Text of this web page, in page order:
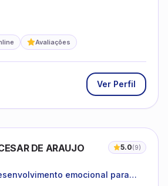
Avaliações
Ver Perfil
CESAR DE ARAUJO 5.0(9)
emocional para